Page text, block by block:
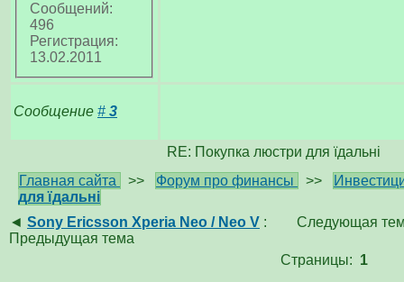
Сообщений:
496
Регистрация:
13.02.2011
Сообщение # 3
RE: Покупка люстри для їдальні
Главная сайта
>> Форум про финансы >>
для їдальні
◄ Sony Ericsson Xperia Neo / Neo V :
Предыдущая тема
Следующая
Страницы: 1